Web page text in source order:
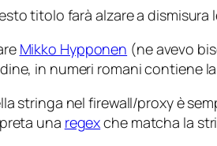
titolo farà alzare a
Mikko Hypponen (ne avevo
in numeri romani contiene
stringa nel firewall/proxy è
una regexche matcha la